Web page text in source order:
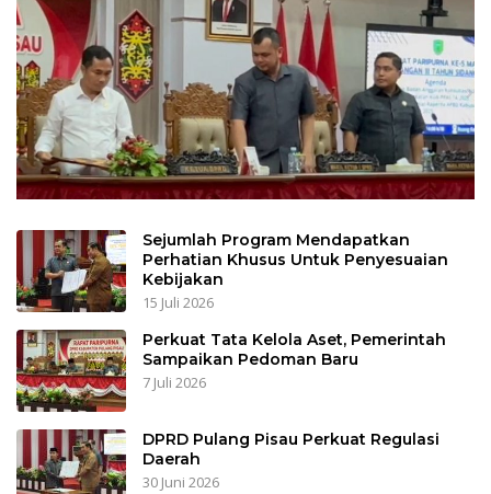
Sejumlah Program Mendapatkan
Perhatian Khusus Untuk Penyesuaian
Kebijakan
15 Juli 2026
Perkuat Tata Kelola Aset, Pemerintah
Sampaikan Pedoman Baru
7 Juli 2026
DPRD Pulang Pisau Perkuat Regulasi
Daerah
30 Juni 2026